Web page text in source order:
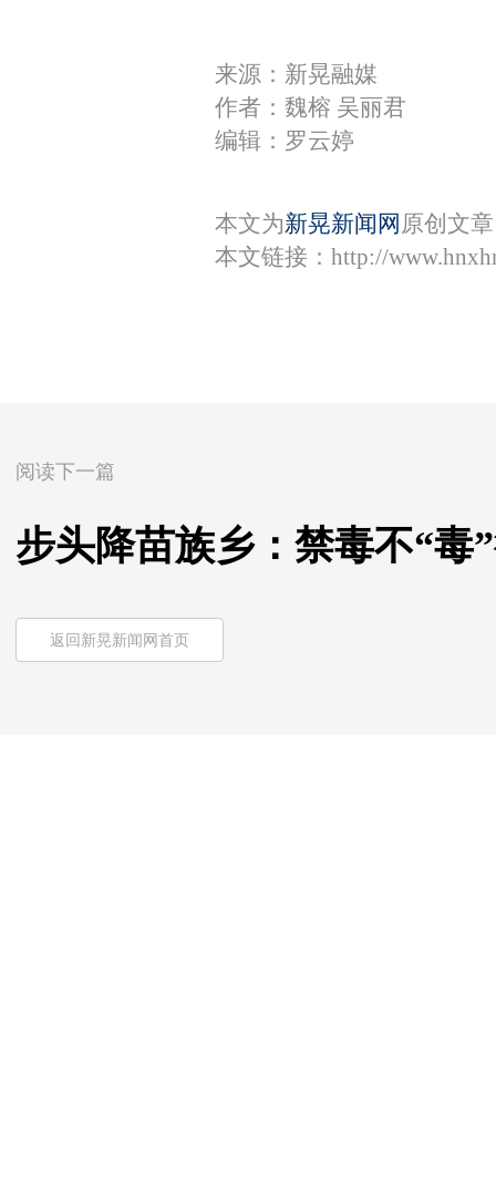
来源：新晃融媒
作者：魏榕 吴丽君
编辑：罗云婷
本文为新晃新闻网 原创文
本文链接： http://
阅读下一篇
步头降苗族乡：禁毒不“毒
返回新晃新闻网首页